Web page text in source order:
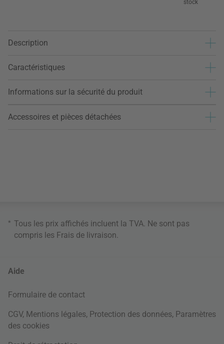
stock
Description
Caractéristiques
Informations sur la sécurité du produit
Accessoires et pièces détachées
* Tous les prix affichés incluent la TVA. Ne sont pas
compris les Frais de livraison
Aide
Formulaire de contact
CGV, Mentions légales, Protection des données, Paramètres
des cookies